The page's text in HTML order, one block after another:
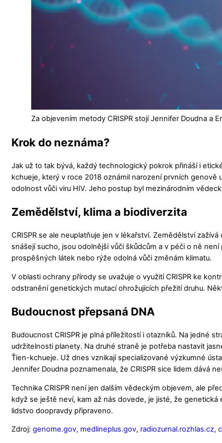
Za objevením metody CRISPR stojí Jennifer Doudna a
Krok do neznáma?
Jak už to tak bývá, každý technologický pokrok přináší i
kchueje, který v roce 2018 oznámil narození prvních
odolnost vůči viru HIV. Jeho postup byl mezinárodním
Zemědělství, klima a biodiverzita
CRISPR se ale neuplatňuje jen v lékařství. Zemědělství
snášejí sucho, jsou odolnější vůči škůdcům a v péči o ně
prospěšných látek nebo rýže odolná vůči změnám klimatu.
V oblasti ochrany přírody se uvažuje o využití CRISPR ke
odstranění genetických mutací ohrožujících přežití druhu.
Budoucnost přepsaná DNA
Budoucnost CRISPR je plná příležitostí i otazníků. Na jedné
udržitelnosti planety. Na druhé straně je potřeba nastavit
Ťien-kchueje. Už dnes vznikají specializované výzkumné
Jennifer Doudna poznamenala, že CRISPR sice lidem dává
Technika CRISPR není jen dalším vědeckým objevem, ale
když se ještě neví, kam až nás dovede, je jisté, že
lidstvo doopravdy připraveno.
Zdroj: genome.gov, medlineplus.gov, radiozurnal.rozhlas.cz,